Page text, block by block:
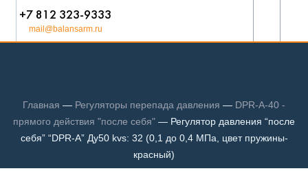
+7 812 323-9333
mail@balansarm.ru
Главная — Регуляторы перепада давления — DPR-A-40 -
прямого действия "после себя" — Регулятор давления “после
себя” “DPR-A” Ду50 kvs: 32 (0,1 до 0,4 МПа, цвет пружины-
красный)